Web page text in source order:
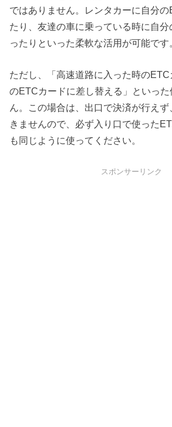
ではありません。レンタカーに自分
たり、友達の車に乗っている時に自
ったりといった柔軟な活用が可能です
ただし、「高速道路に入った時のETC
のETCカードに差し替える」といっ
ん。この場合は、出口で決済が行え
きませんので、必ず入り口で使った
も同じように使ってください。
スポンサーリンク